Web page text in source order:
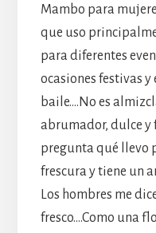
Mambo para
que uso
para diferentes
ocasiones festivas y
baile….No es
abrumador, dulce y
pregunta qué llevo
frescura y tiene un
Los hombres me
fresco….Como una